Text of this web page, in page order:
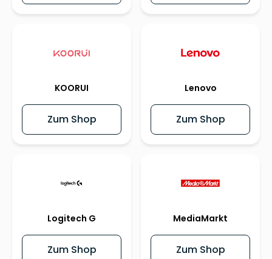
KOORUI
Zum Shop
Lenovo
Zum Shop
Logitech G
Zum Shop
MediaMarkt
Zum Shop